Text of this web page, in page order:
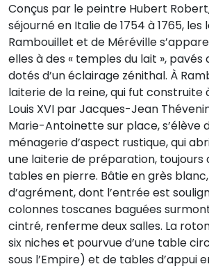
Conçus par le peintre Hubert
séjourné en Italie de 1754 à 1765, les
Rambouillet et de Méréville
elles à des « temples du lait »,
dotés d’un éclairage zénithal. À
laiterie de la reine, qui fut construite
Louis XVI par Jacques-Jean
Marie-Antoinette sur place, s’élève
ménagerie d’aspect rustique, qui
une laiterie de préparation, toujours
tables en pierre. Bâtie en grès
d’agrément, dont l’entrée est
colonnes toscanes baguées
cintré, renferme deux salles. La
six niches et pourvue d’une table
sous l’Empire) et de tables d’appui